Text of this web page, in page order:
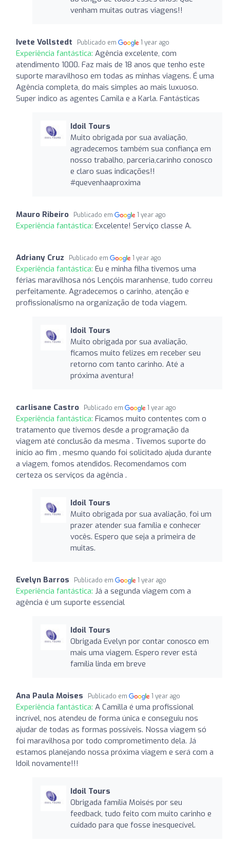
venham muitas outras viagens!!
Ivete Vollstedt Publicado em 1 year ago
Experiência fantástica: Agência excelente, com
atendimento 1000. Faz mais de 18 anos que tenho este
suporte maravilhoso em todas as minhas viagens. É uma
Agência completa, do mais simples ao mais luxuoso.
Super indico as agentes Camila e a Karla. Fantásticas
Idoil Tours
Muito obrigada por sua avaliação,
agradecemos também sua confiança em
nosso trabalho, parceria,carinho conosco
e claro suas indicações!!
#quevenhaaproxima
Mauro Ribeiro Publicado em 1 year ago
Experiência fantástica: Excelente! Serviço classe A.
Adriany Cruz Publicado em 1 year ago
Experiência fantástica: Eu e minha filha tivemos uma
férias maravilhosa nós Lençóis maranhense, tudo correu
perfeitamente. Agradecemos o carinho, atenção e
profissionalismo na organização de toda viagem.
Idoil Tours
Muito obrigada por sua avaliação,
ficamos muito felizes em receber seu
retorno com tanto carinho. Até a
próxima aventura!
carlisane Castro Publicado em 1 year ago
Experiência fantástica: Ficamos muito contentes com o
tratamento que tivemos desde a programação da
viagem até conclusão da mesma . Tivemos suporte do
início ao fim , mesmo quando foi solicitado ajuda durante
a viagem, fomos atendidos. Recomendamos com
certeza os serviços da agência .
Idoil Tours
Muito obrigada por sua avaliação, foi um
prazer atender sua família e conhecer
vocês. Espero que seja a primeira de
muitas.
Evelyn Barros Publicado em 1 year ago
Experiência fantástica: Já a segunda viagem com a
agência é um suporte essencial
Idoil Tours
Obrigada Evelyn por contar conosco em
mais uma viagem. Espero rever está
família linda em breve
Ana Paula Moises Publicado em 1 year ago
Experiência fantástica: A Camilla é uma profissional
incrível, nos atendeu de forma única e conseguiu nos
ajudar de todas as formas possíveis. Nossa viagem só
foi maravilhosa por todo comprometimento dela. Já
estamos planejando nossa próxima viagem e será com a
Idoil novamente!!!
Idoil Tours
Obrigada família Moisés por seu
feedback, tudo feito com muito carinho e
cuidado para que fosse inesquecível.